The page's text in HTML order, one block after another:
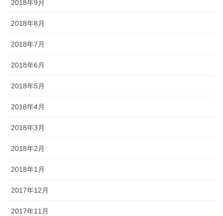
2018年9月
2018年8月
2018年7月
2018年6月
2018年5月
2018年4月
2018年3月
2018年2月
2018年1月
2017年12月
2017年11月